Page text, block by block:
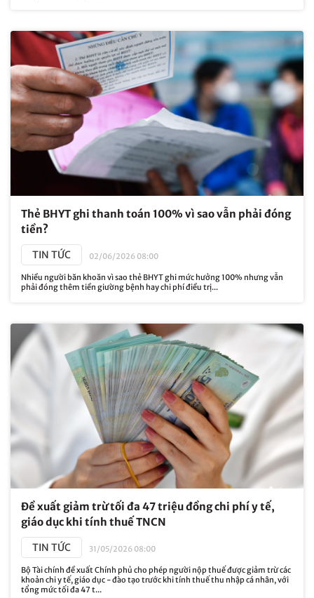
Thẻ BHYT ghi thanh toán 100% vì sao vẫn phải đóng
tiền?
TIN TỨC 02/06/2026 08:00
Nhiều người băn khoăn vì sao thẻ BHYT ghi mức hưởng 100% nhưng vẫn
phải đóng thêm tiền giường bệnh hay chi phí điều trị...
Đề xuất giảm trừ tối đa 47 triệu đồng chi phí y tế,
giáo dục khi tính thuế TNCN
TIN TỨC 31/05/2026 08:00
Bộ Tài chính đề xuất Chính phủ cho phép người nộp thuế được giảm trừ các
khoản chi y tế, giáo dục - đào tạo trước khi tính thuế thu nhập cá nhân, với
tổng mức tối đa 47 t...